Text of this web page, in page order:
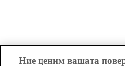
Ние ценим вашата